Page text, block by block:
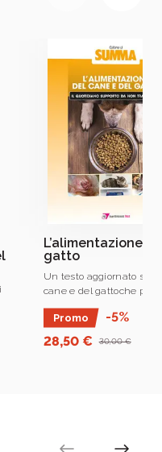
L’alimentazione
gatto
Un testo aggiornato
cane e del gattoche
commerciale o
pet in situazioni
Promo
-5%
28,50 €
30,00 €